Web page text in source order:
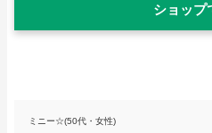
ショップ
ミニー☆(50代・女性)